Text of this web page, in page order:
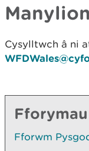
Cysylltwch â ni
Fforymau
Fforwm